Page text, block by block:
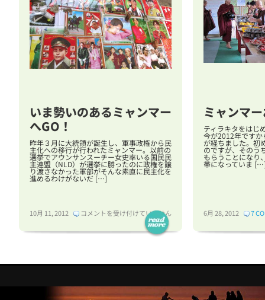
いま勢いのあるミャンマー
へGO！
昨年３月に大統領が誕生し、軍事政権から民
主化への移行が行われたミャンマー。以前の
選挙でアウンサンスーチー女史率いる国民民
主連盟（NLD）が選挙に勝ったのに政権を譲
り渡さなかった軍部がそんな素直に民主化を
進めるわけがないだ […]
10月 11, 2012
い
の
る
コメントを受け付けていません
ミャンマ
ティラキタをはじ
今が2012年です
が経ちました。初
のですが、そのう
もらうことになり
帯になっていま
6月 28, 2012 7